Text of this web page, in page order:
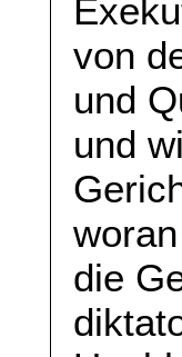
von
und
und
die